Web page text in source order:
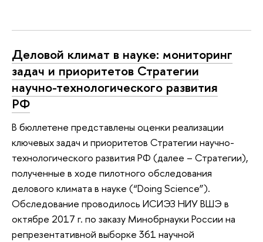
Деловой климат в науке: мониторинг
задач и приоритетов Стратегии
научно-технологического развития
РФ
В бюллетене представлены оценки реализации
ключевых задач и приоритетов Стратегии научно-
технологического развития РФ (далее – Стратегии),
полученные в ходе пилотного обследования
делового климата в науке (“Doing Science”).
Обследование проводилось ИСИЭЗ НИУ ВШЭ в
октябре 2017 г. по заказу Минобрнауки России на
репрезентативной выборке 361 научной